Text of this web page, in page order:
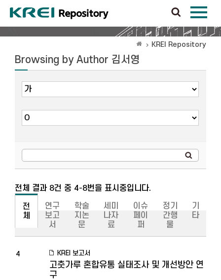
KREI Repository
Browsing by Author 김서영
전체 결과 8건 중 4-8번을 표시중입니다.
전
체
연구
보고
서
학술
지논
문
세미
나자
료
이슈
페이
퍼
정기
간행
물
기
타
4 KREI 보고서
고춧가루 혼합유통 실태조사 및 개선방안 연
구